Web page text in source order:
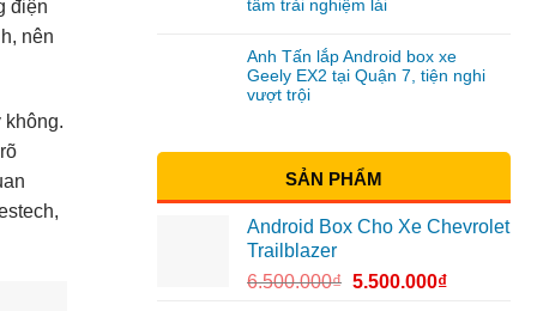
điện
nên
không.
tầm trải nghiệm lái
Anh Tấn lắp Android box xe
Geely EX2 tại Quận 7, tiện nghi
vượt trội
SẢN PHẨM
Android Box Cho Xe Chevrolet
Trailblazer
6.500.000₫ 5.500.000₫